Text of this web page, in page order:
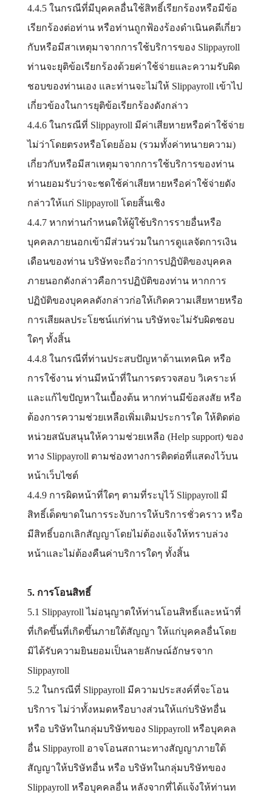
4.4.5 ในกรณีที่มีบุคคลอื่นใช้สิทธิ์เรียกร้องหรือมีข้อ
เรียกร้องต่อท่าน หรือท่านถูกฟ้องร้องดำเนินคดีเกี่ยว
กับหรือมีสาเหตุมาจากการใช้บริการของ Slippayroll
ท่านจะยุติข้อเรียกร้องด้วยค่าใช้จ่ายและความรับผิด
ชอบของท่านเอง และท่านจะไม่ให้ Slippayroll เข้าไป
เกี่ยวข้องในการยุติข้อเรียกร้องดังกล่าว
4.4.6 ในกรณีที่ Slippayroll มีค่าเสียหายหรือค่าใช้จ่าย
ไม่ว่าโดยตรงหรือโดยอ้อม (รวมทั้งค่าทนายความ)
เกี่ยวกับหรือมีสาเหตุมาจากการใช้บริการของท่าน
ท่านยอมรับว่าจะชดใช้ค่าเสียหายหรือค่าใช้จ่ายดัง
กล่าวให้แก่ Slippayroll โดยสิ้นเชิง
4.4.7 หากท่านกำหนดให้ผู้ใช้บริการรายอื่นหรือ
บุคคลภายนอกเข้ามีส่วนร่วมในการดูแลจัดการเงิน
เดือนของท่าน บริษัทจะถือว่าการปฏิบัติของบุคคล
ภายนอกดังกล่าวคือการปฏิบัติของท่าน หากการ
ปฏิบัติของบุคคลดังกล่าวก่อให้เกิดความเสียหายหรือ
การเสียผลประโยชน์แก่ท่าน บริษัทจะไม่รับผิดชอบ
ใดๆ ทั้งสิ้น
4.4.8 ในกรณีที่ท่านประสบปัญหาด้านเทคนิค หรือ
การใช้งาน ท่านมีหน้าที่ในการตรวจสอบ วิเคราะห์
และแก้ไขปัญหาในเบื้องต้น หากท่านมีข้อสงสัย หรือ
ต้องการความช่วยเหลือเพิ่มเติมประการใด ให้ติดต่อ
หน่วยสนับสนุนให้ความช่วยเหลือ (Help support) ของ
ทาง Slippayroll ตามช่องทางการติดต่อที่แสดงไว้บน
หน้าเว็บไซต์
4.4.9 การผิดหน้าที่ใดๆ ตามที่ระบุไว้ Slippayroll มี
สิทธิ์เด็ดขาดในการระงับการให้บริการชั่วคราว หรือ
มีสิทธิ์บอกเลิกสัญญาโดยไม่ต้องแจ้งให้ทราบล่วง
หน้าและไม่ต้องคืนค่าบริการใดๆ ทั้งสิ้น
5. การโอนสิทธิ์
5.1 Slippayroll ไม่อนุญาตให้ท่านโอนสิทธิ์และหน้าที่
ที่เกิดขึ้นที่เกิดขึ้นภายใต้สัญญา ให้แก่บุคคลอื่นโดย
มิได้รับความยินยอมเป็นลายลักษณ์อักษรจาก
Slippayroll
5.2 ในกรณีที่ Slippayroll มีความประสงค์ที่จะโอน
บริการ ไม่ว่าทั้งหมดหรือบางส่วนให้แก่บริษัทอื่น
หรือ บริษัทในกลุ่มบริษัทของ Slippayroll หรือบุคคล
อื่น Slippayroll อาจโอนสถานะทางสัญญาภายใต้
สัญญาให้บริษัทอื่น หรือ บริษัทในกลุ่มบริษัทของ
Slippayroll หรือบุคคลอื่น หลังจากที่ได้แจ้งให้ท่านท